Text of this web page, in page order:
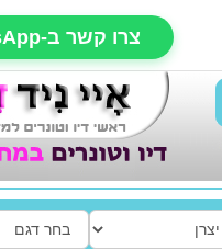
צרו קשר ב-WhatsApp